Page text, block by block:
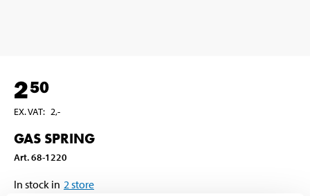
250
EX. VAT: 2,-
GAS SPRING
Art.68-1220
In stock in 2 store